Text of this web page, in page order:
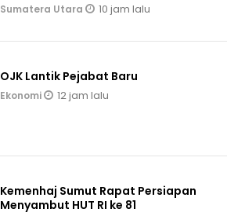
Sumatera Utara 10 jam lalu
OJK Lantik Pejabat Baru
Ekonomi 12 jam lalu
Kemenhaj Sumut Rapat Persiapan
Menyambut HUT RI ke 81